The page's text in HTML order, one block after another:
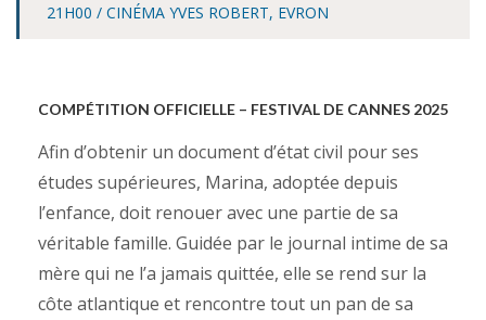
21H00 / CINÉMA YVES ROBERT, EVRON
COMPÉTITION OFFICIELLE – FESTIVAL DE CANNES 2025
Afin d’obtenir un document d’état civil pour ses
études supérieures, Marina, adoptée depuis
l’enfance, doit renouer avec une partie de sa
véritable famille. Guidée par le journal intime de sa
mère qui ne l’a jamais quittée, elle se rend sur la
côte atlantique et rencontre tout un pan de sa